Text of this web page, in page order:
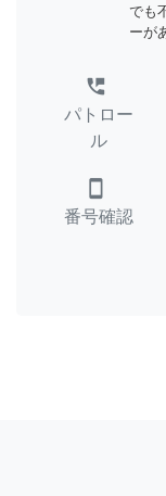
でも
ーが
perm_phone_msg
パトロー
ル
smartphone
番号確認